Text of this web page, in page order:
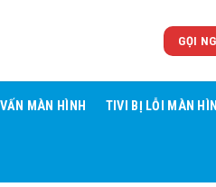
GỌI
MÀN HÌNH TIVI BỊ LỖI MÀN